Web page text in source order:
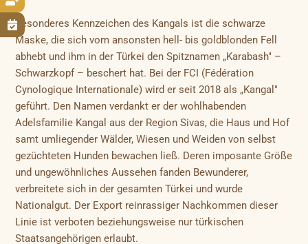
Besonderes Kennzeichen des Kangals ist die schwarze
Maske, die sich vom ansonsten hell- bis goldblonden Fell
abhebt und ihm in der Türkei den Spitznamen „Karabash" –
Schwarzkopf – beschert hat. Bei der FCI (Fédération
Cynologique Internationale) wird er seit 2018 als „Kangal"
geführt. Den Namen verdankt er der wohlhabenden
Adelsfamilie Kangal aus der Region Sivas, die Haus und Hof
samt umliegender Wälder, Wiesen und Weiden von selbst
gezüchteten Hunden bewachen ließ. Deren imposante Größe
und ungewöhnliches Aussehen fanden Bewunderer,
verbreitete sich in der gesamten Türkei und wurde
Nationalgut. Der Export reinrassiger Nachkommen dieser
Linie ist verboten beziehungsweise nur türkischen
Staatsangehörigen erlaubt.